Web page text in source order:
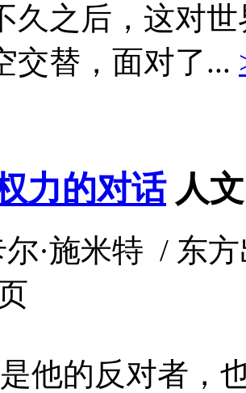
久之后，这对
交替，面对了...
力的对话 人
·施米特 / 东
他的反对者，